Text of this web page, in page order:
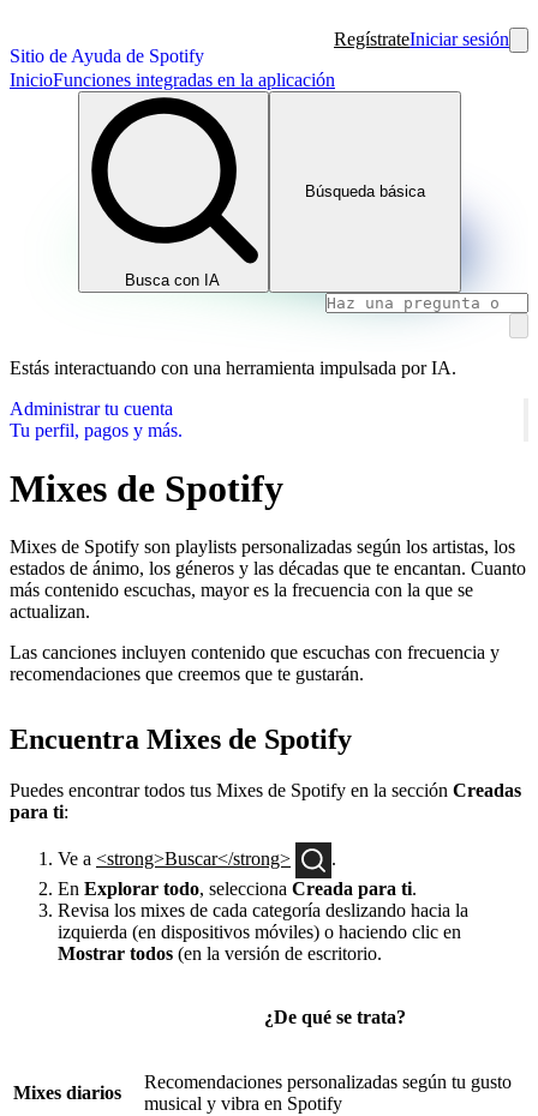
Sitio de Ayuda de Spotify
RegístrateIniciar sesión
InicioFunciones integradas en la aplicación
Busca con IA
Búsqueda básica
Estás interactuando con una herramienta impulsada por IA.
Administrar tu cuenta
Tu perfil, pagos y más.
Mixes de Spotify
Mixes de Spotify son playlists personalizadas según los artistas, los
estados de ánimo, los géneros y las décadas que te encantan. Cuanto
más contenido escuchas, mayor es la frecuencia con la que se
actualizan.
Las canciones incluyen contenido que escuchas con frecuencia y
recomendaciones que creemos que te gustarán.
Encuentra Mixes de Spotify
Puedes encontrar todos tus Mixes de Spotify en la sección Creadas
para ti:
Ve a <strong>Buscar</strong>
.
En Explorar todo, selecciona Creada para ti.
Revisa los mixes de cada categoría deslizando hacia la
izquierda (en dispositivos móviles) o haciendo clic en
Mostrar todos (en la versión de escritorio.
¿De qué se trata?
Mixes diarios
Recomendaciones personalizadas según tu gusto
musical y vibra en Spotify